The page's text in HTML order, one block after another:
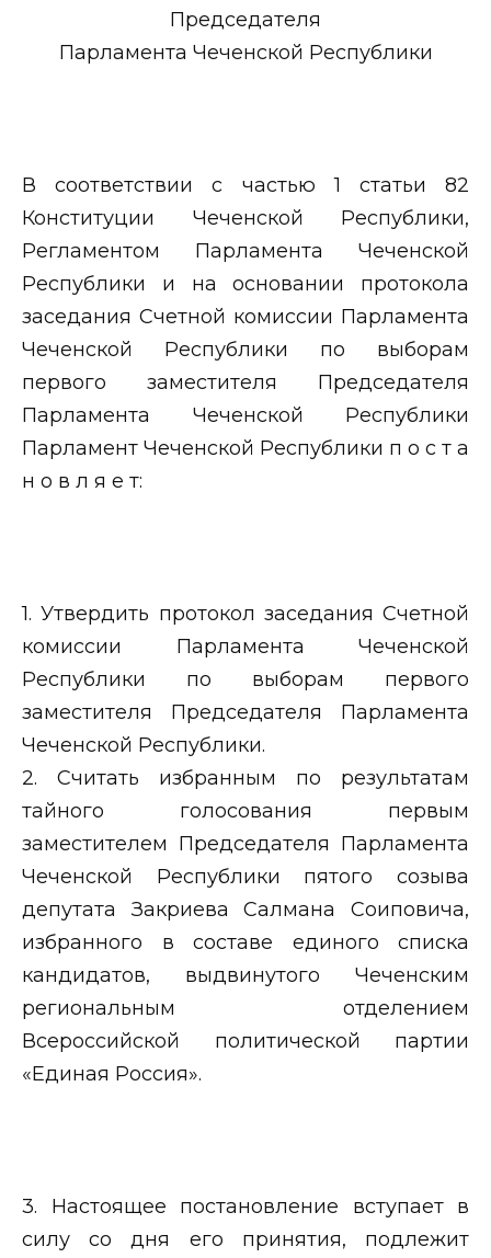
Председателя
Парламента Чеченской Республики
В соответствии с частью 1 статьи 82
Конституции Чеченской Республики,
Регламентом Парламента Чеченской
Республики и на основании протокола
заседания Счетной комиссии Парламента
Чеченской Республики по выборам
первого заместителя Председателя
Парламента Чеченской Республики
Парламент Чеченской Республики п о с т а
н о в л я е т:
1. Утвердить протокол заседания Счетной
комиссии Парламента Чеченской
Республики по выборам первого
заместителя Председателя Парламента
Чеченской Республики.
2. Считать избранным по результатам
тайного голосования первым
заместителем Председателя Парламента
Чеченской Республики пятого созыва
депутата Закриева Салмана Соиповича,
избранного в составе единого списка
кандидатов, выдвинутого Чеченским
региональным отделением
Всероссийской политической партии
«Единая Россия».
3. Настоящее постановление вступает в
силу со дня его принятия, подлежит